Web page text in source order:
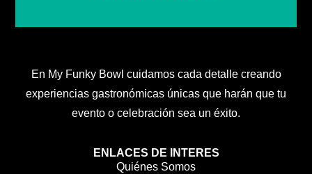
En My Funky Bowl cuidamos cada detalle creando
experiencias gastronómicas únicas que harán que tu
evento o celebración sea un éxito.
ENLACES DE INTERES
Quiénes Somos